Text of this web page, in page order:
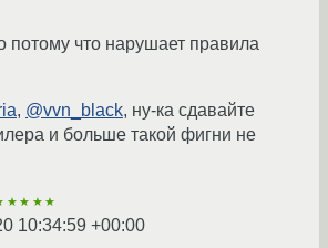
потому что нарушает правила
, @vvn_black, ну-ка сдавайте
и больше такой фигни не
10:34:59 +00:00